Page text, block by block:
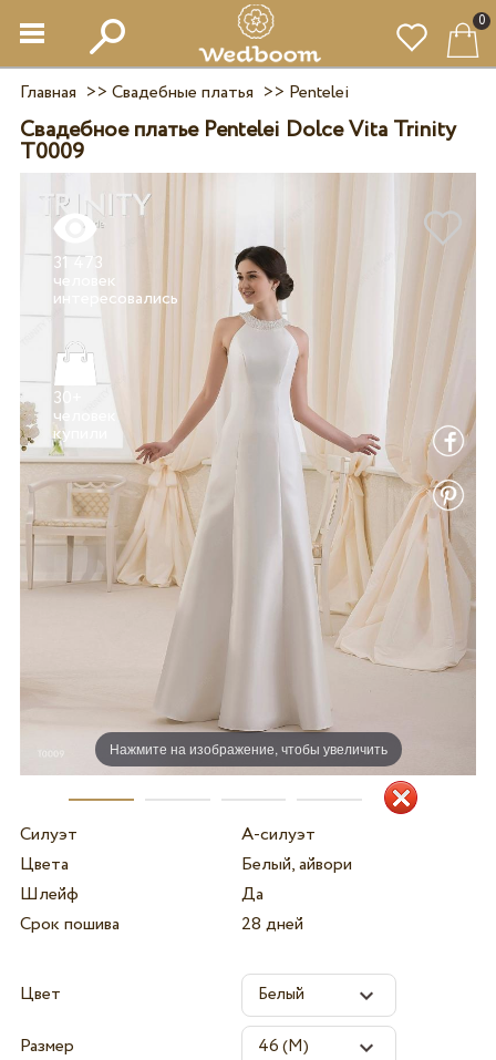
0
Главная >> Свадебные платья >> Pentelei
Свадебное платье Pentelei Dolce Vita Trinity
T0009
Нажмите на изображение, чтобы увеличить
31 473
человек
30+
человек
Силуэт
А-силуэт
Цвета
Белый, айвори
Шлейф
Да
Срок пошива
28 дней
Цвет
Размер